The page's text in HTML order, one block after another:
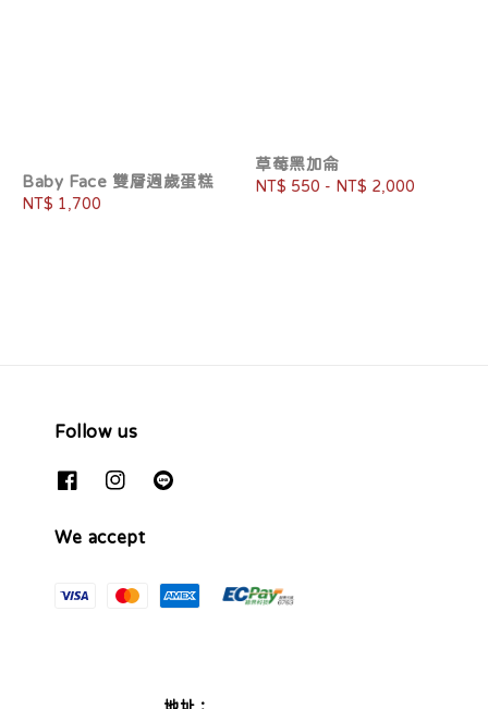
Baby Face 雙層週歲蛋糕
Regular
NT$ 1,700
草莓黑加侖
Regular
NT$ 550 - NT$ 2,000
Follow us
We accept